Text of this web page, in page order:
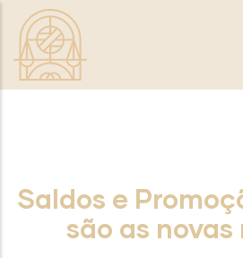
Passar para o conteúdo principal
Saldos e
são as novas